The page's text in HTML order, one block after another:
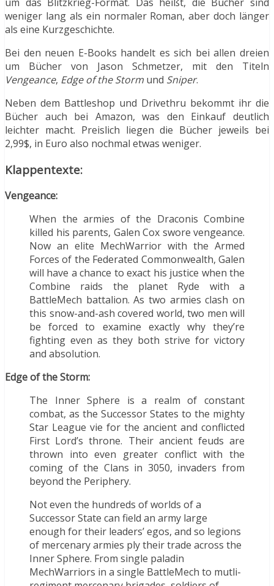
weniger lang als ein normaler Roman, aber doch länger
als eine Kurzgeschichte.
Bei den neuen E-Books handelt es sich bei allen dreien
um Bücher von Jason Schmetzer, mit den Titeln
Vengeance, Edge of the Storm und Sniper.
Neben dem Battleshop und Drivethru bekommt ihr die
Bücher auch bei Amazon, was den Einkauf deutlich
leichter macht. Preislich liegen die Bücher jeweils bei
2,99$, in Euro also nochmal etwas weniger.
Klappentexte:
Vengeance:
When the armies of the Draconis Combine
killed his parents, Galen Cox swore vengeance.
Now an elite MechWarrior with the Armed
Forces of the Federated Commonwealth, Galen
will have a chance to exact his justice when the
Combine raids the planet Ryde with a
BattleMech battalion. As two armies clash on
this snow-and-ash covered world, two men will
be forced to examine exactly why they’re
fighting even as they both strive for victory
and absolution.
Edge of the Storm:
The Inner Sphere is a realm of constant
combat, as the Successor States to the mighty
Star League vie for the ancient and conflicted
First Lord’s throne. Their ancient feuds are
thrown into even greater conflict with the
coming of the Clans in 3050, invaders from
beyond the Periphery.
Not even the hundreds of worlds of a
Successor State can field an army large
enough for their leaders’ egos, and so legions
of mercenary armies ply their trade across the
Inner Sphere. From single paladin
MechWarriors in a single BattleMech to mutli-